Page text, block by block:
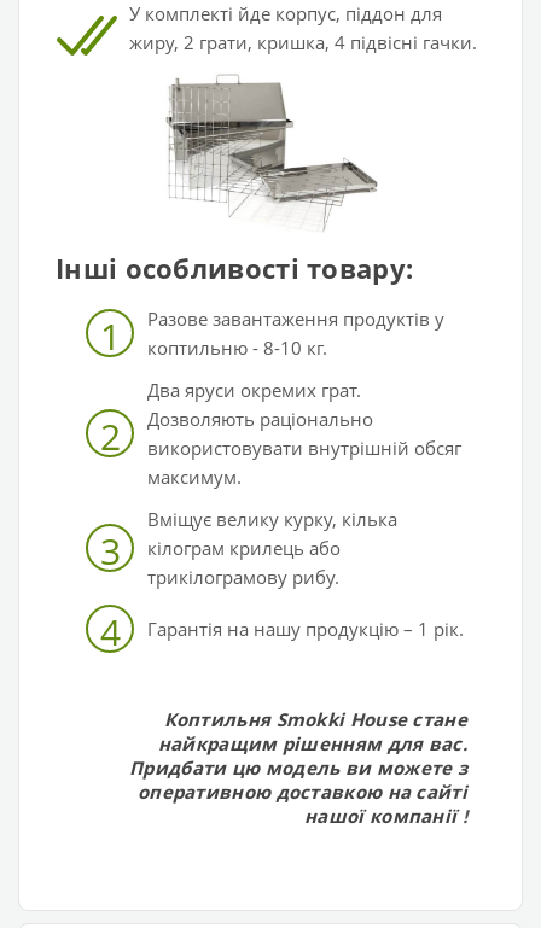
У комплекті йде корпус, піддон для
жиру, 2 грати, кришка, 4 підвісні гачки.
Інші особливості товару:
1
Разове завантаження продуктів у
коптильню - 8-10 кг.
2
Два яруси окремих грат.
Дозволяють раціонально
використовувати внутрішній обсяг
максимум.
3
Вміщує велику курку, кілька
кілограм крилець або
трикілограмову рибу.
4 Гарантія на нашу продукцію – 1 рік.
Коптильня Smokki House стане
найкращим рішенням для вас.
Придбати цю модель ви можете з
оперативною доставкою на сайті
нашої компанії !